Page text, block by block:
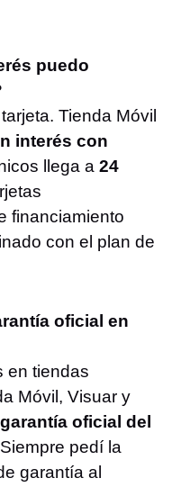
puedo
Tienda Móvil
interés con
llega a 24
financiamiento
con el plan de
oficial en
en tiendas
Móvil, Visuar y
garantía oficial del
pedí la
garantía al